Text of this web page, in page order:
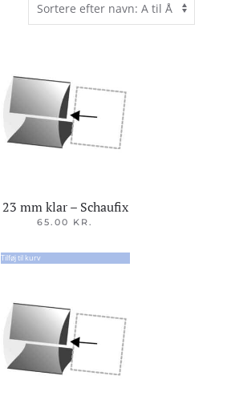
23 mm klar – Schaufix
65.00 KR.
Tilføj til kurv